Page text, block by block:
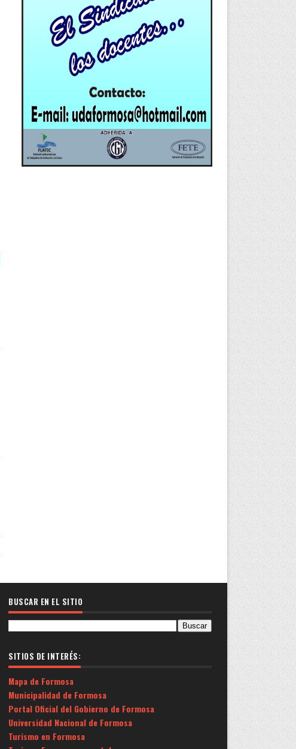
BUSCAR EN EL SITIO
SITIOS DE INTERÉS:
Mapa de Formosa
Municipalidad de Formosa
Portal Oficial del Gobierno de Formosa
Universidad Nacional de Formosa
Turismo en Formosa